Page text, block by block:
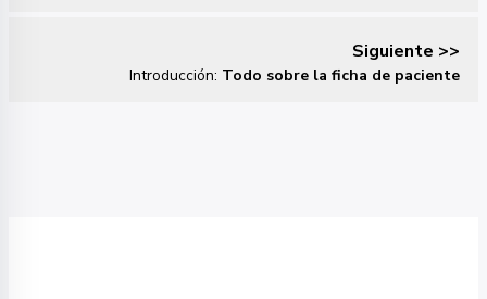
Siguiente >>
Introducción: Todo sobre la ficha de paciente